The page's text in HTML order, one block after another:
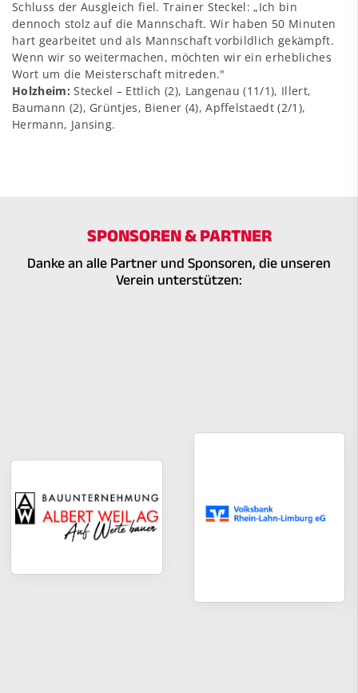
Schluss der Ausgleich fiel. Trainer Steckel: „Ich bin
dennoch stolz auf die Mannschaft. Wir haben 50 Minuten
hart gearbeitet und als Mannschaft vorbildlich gekämpft.
Wenn wir so weitermachen, möchten wir ein erhebliches
Wort um die Meisterschaft mitreden."
Holzheim: Steckel – Ettlich (2), Langenau (11/1), Illert,
Baumann (2), Grüntjes, Biener (4), Apffelstaedt (2/1),
Hermann, Jansing.
SPONSOREN & PARTNER
Danke an alle Partner und Sponsoren, die unseren
Verein unterstützen: